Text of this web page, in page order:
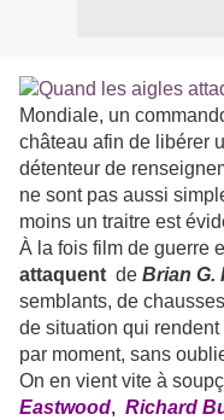
Mondiale, un
château afin de libérer
détenteur de
ne sont pas aussi
moins un traitre est
À la fois film de guerre
attaquent de Brian G.
semblants, de
de situation qui
par moment, sans
On en vient vite à
Eastwood, Richard